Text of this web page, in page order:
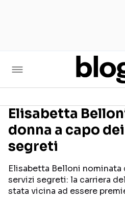
Seguici
Elisabetta
donna a capo
segreti
Elisabetta Belloni nominata
servizi segreti: la carriera
stata vicina ad essere